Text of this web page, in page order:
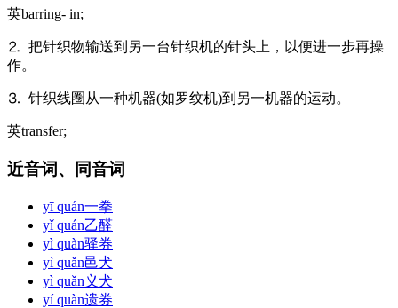
英barring- in;
⒉ 把针织物输送到另一台针织机的针头上，以便进一步再操
作。
⒊ 针织线圈从一种机器(如罗纹机)到另一机器的运动。
英transfer;
近音词、同音词
yī quán一拳
yǐ quán乙醛
yì quàn驿券
yì quǎn邑犬
yì quǎn 义犬
yí quàn遗券